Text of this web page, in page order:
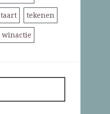
taart tekenen
winactie